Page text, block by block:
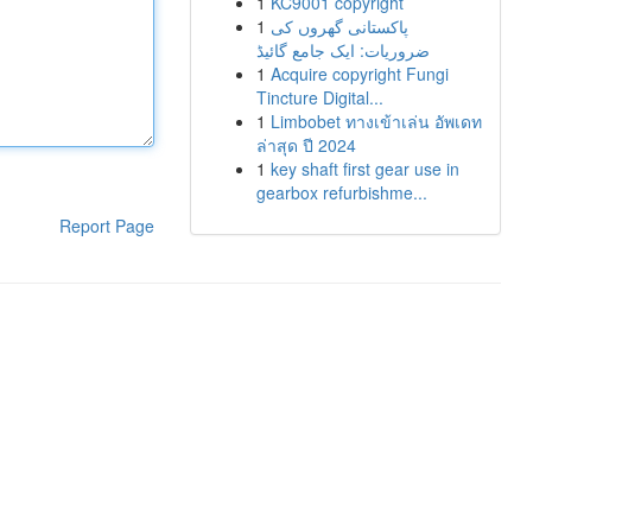
Report Page
1 پاکستانی گھروں کی
ضروریات: ایک جامع گائیڈ
1 Acquire copyright Fungi
Tincture Digital...
1 Limbobet ทางเข้าเล่น อัพเดท
ล่าสุด ปี 2024
1 key shaft first gear use in
gearbox refurbishme...